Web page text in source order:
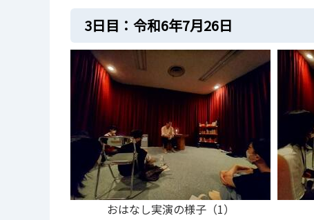
3⽇⽬：令和6年7⽉26⽇
おはなし実演の様子（1）